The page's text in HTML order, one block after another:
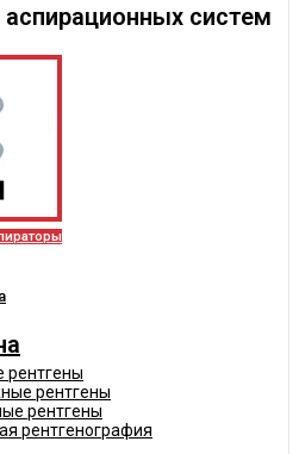
систем
рентгены
рентгены
рентгены
рентгенография